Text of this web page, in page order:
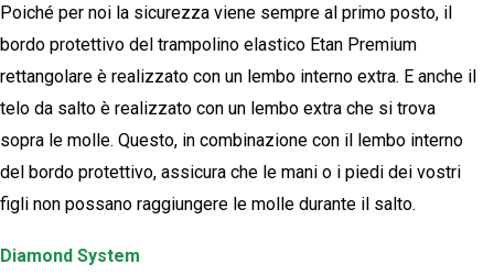
Poiché per noi la sicurezza viene sempre al primo posto, il
bordo protettivo del trampolino elastico Etan Premium
rettangolare è realizzato con un lembo interno extra. E anche il
telo da salto è realizzato con un lembo extra che si trova
sopra le molle. Questo, in combinazione con il lembo interno
del bordo protettivo, assicura che le mani o i piedi dei vostri
figli non possano raggiungere le molle durante il salto.
Diamond System